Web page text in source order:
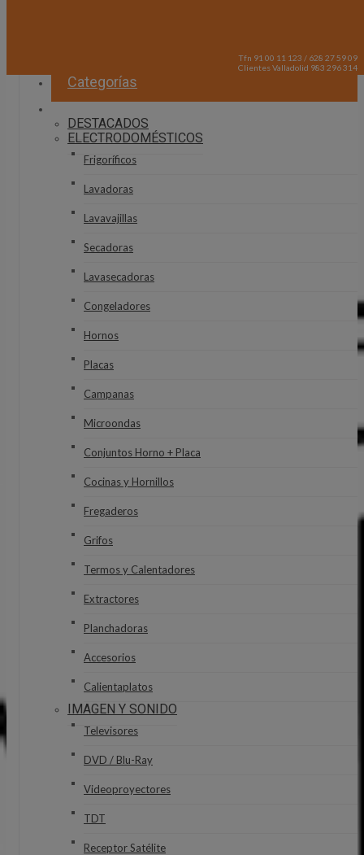
Tfn 91 00 11 123 / 628 27 59 09
Clientes Valladolid 983 296 314
Categorías
DESTACADOS
ELECTRODOMÉSTICOS
Frigoríficos
Lavadoras
Lavavajillas
Secadoras
Lavasecadoras
Congeladores
Hornos
Placas
Campanas
Microondas
Conjuntos Horno + Placa
Cocinas y Hornillos
Fregaderos
Grifos
Termos y Calentadores
Extractores
Planchadoras
Accesorios
Calientaplatos
IMAGEN Y SONIDO
Televisores
DVD / Blu-Ray
Videoproyectores
TDT
Receptor Satélite